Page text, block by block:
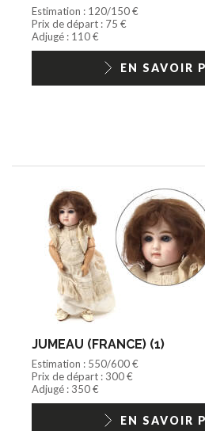
Estimation : 120/150 €
Prix de départ : 75 €
Adjugé : 110 €
EN SAVOIR
JUMEAU (FRANCE) (1)
Estimation : 550/600 €
Prix de départ : 300 €
Adjugé : 350 €
EN SAVOIR